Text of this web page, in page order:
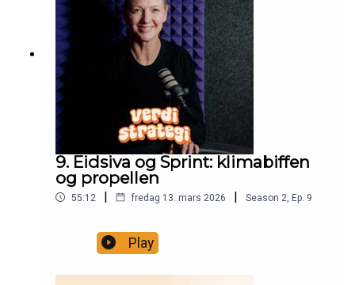
9. Eidsiva og Sprint: klimabiffen
og propellen
55:12 | fredag 13. mars 2026 | Season 2, Ep. 9
Play